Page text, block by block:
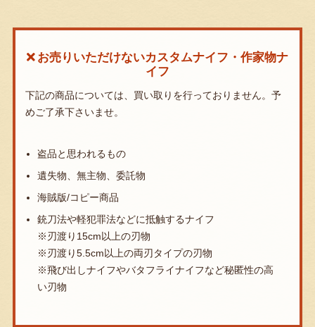
お売りいただけないカスタムナイフ・作家物ナ
イフ
下記の商品については、買い取りを行っておりません。 予
めご了承下さいませ。
盗品と思われるもの
遺失物、無主物、委託物
海賊版/コピー商品
銃刀法や軽犯罪法などに抵触するナイフ
※刃渡り15cm以上の刃物
※刃渡り5.5cm以上の両刃タイプの刃物
※飛び出しナイフやバタフライナイフなど秘匿性の高
い刃物